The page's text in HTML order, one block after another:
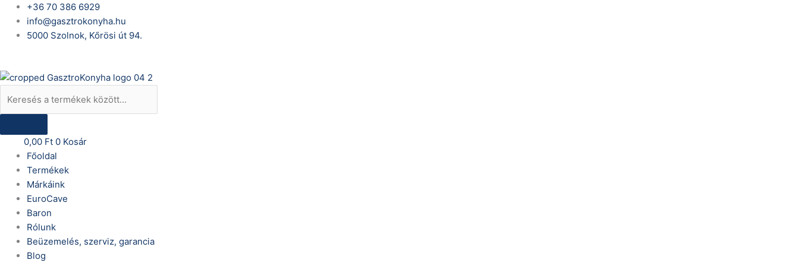
Skip
content
+36 70 386 6929
info@gasztrokonyha.hu
5000 Szolnok, Kőrösi út 94.
Products
search
0,00 Ft 0 Kosár
Főoldal
Termékek
Márkáink
EuroCave
Baron
Rólunk
Beüzemelés, szerviz, garancia
Blog